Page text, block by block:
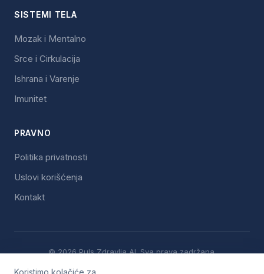
Koristimo kolačiće za
SISTEMI TELA
Mozak i Mentalno
Srce i Cirkulacija
Ishrana i Varenje
Imunitet
PRAVNO
Politika privatnosti
Uslovi korišćenja
Kontakt
© 2026 Puls Zdravlja AI. Sva prava zadržana.